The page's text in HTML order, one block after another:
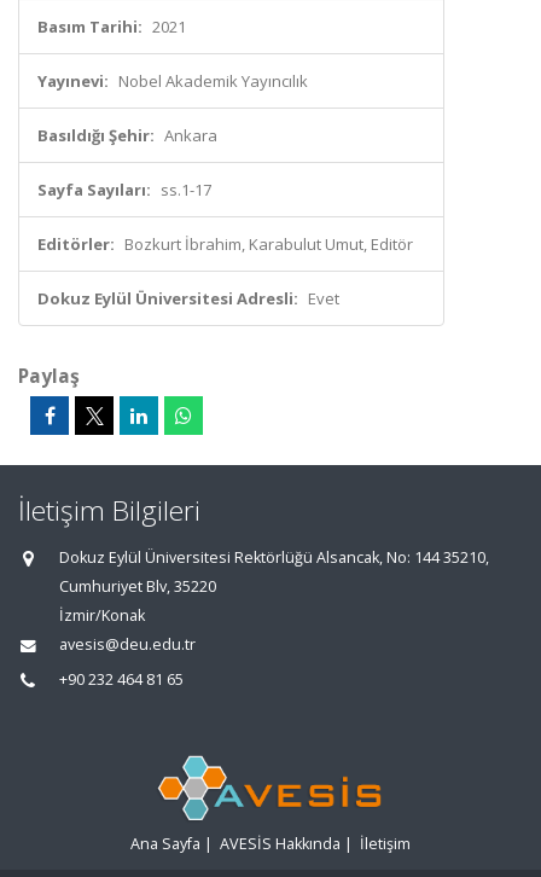
Basım Tarihi: 2021
Yayınevi: Nobel Akademik Yayıncılık
Basıldığı Şehir: Ankara
Sayfa Sayıları: ss.1-17
Editörler: Bozkurt İbrahim, Karabulut Umut, Editör
Dokuz Eylül Üniversitesi Adresli: Evet
Paylaş
İletişim Bilgileri
Dokuz Eylül Üniversitesi Rektörlüğü Alsancak, No: 144 35210,
Cumhuriyet Blv, 35220
İzmir/Konak
avesis@deu.edu.tr
+90 232 464 81 65
Ana Sayfa | AVESİS Hakkında | İletişim